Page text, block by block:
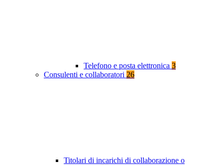
Telefono e posta elettronica 3
Consulenti e collaboratori 26
Titolari di incarichi di collaborazione o